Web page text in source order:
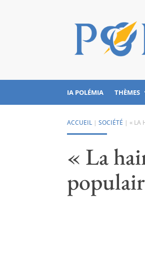
IA POLÉMIA THÈMES
ACCUEIL |SOCIÉTÉ |« LA
« La